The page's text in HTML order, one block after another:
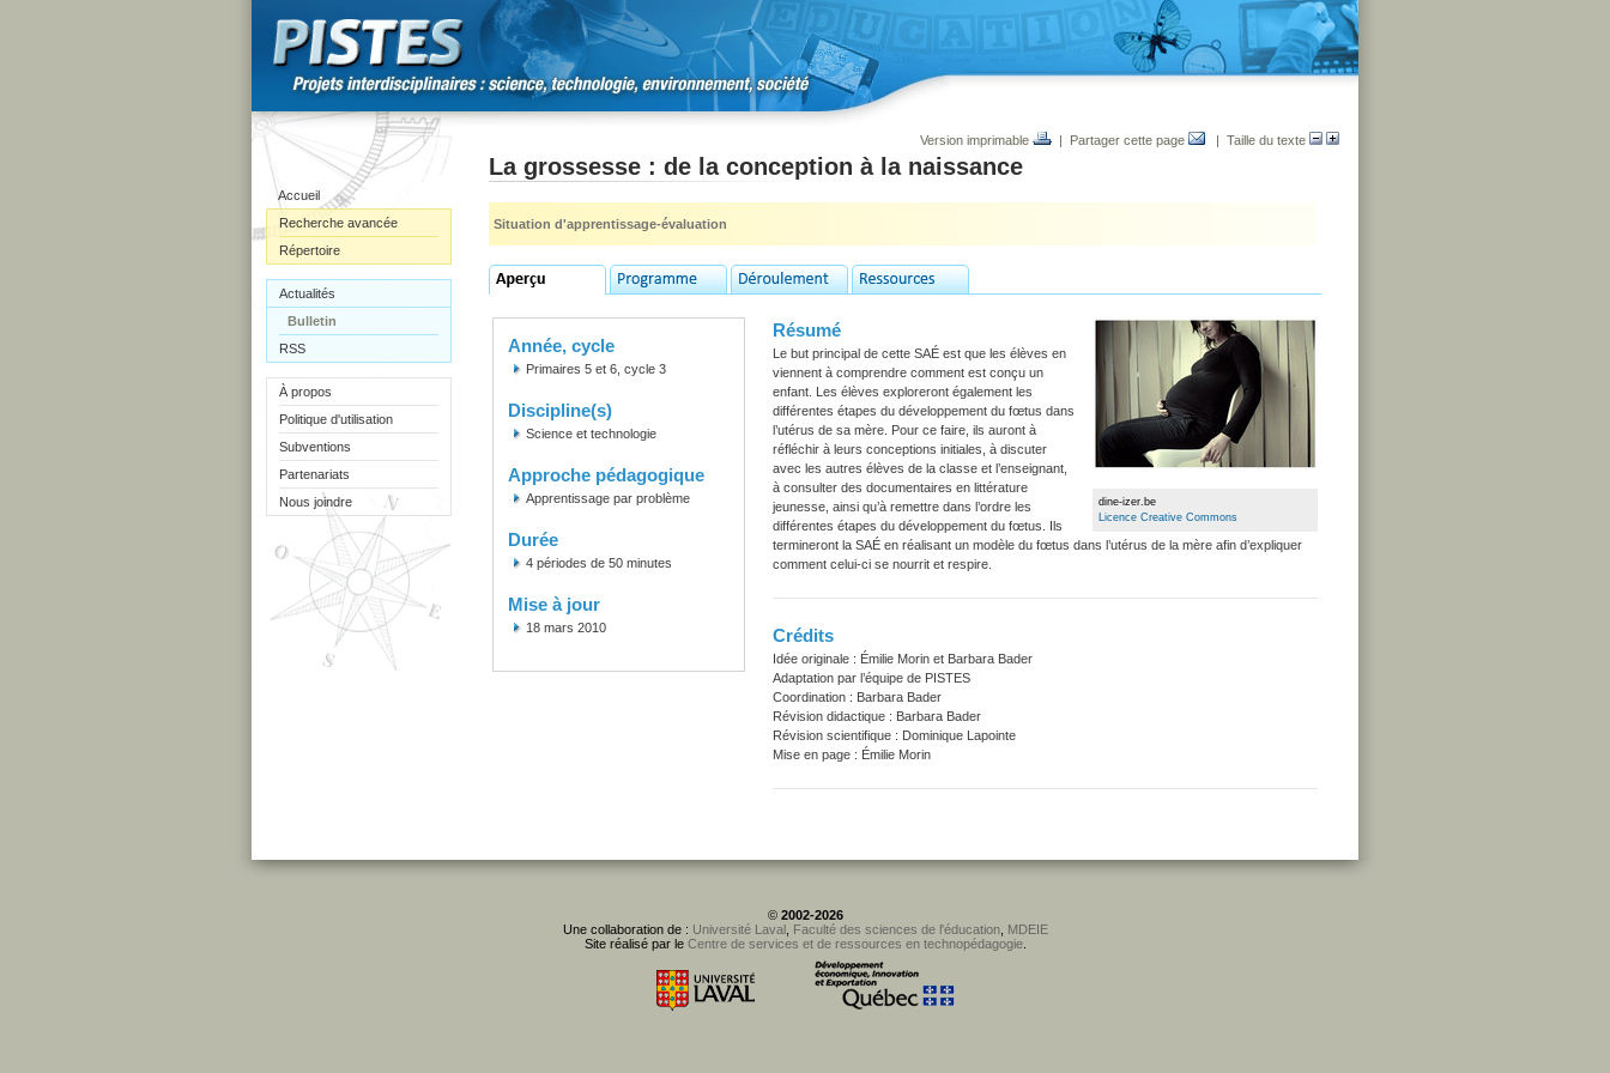
Accueil
Recherche avancée
Répertoire
Actualités
Bulletin
RSS
À propos
Politique d'utilisation
Subventions
Partenariats
Nous joindre
Version imprimable | Partager cette page | Taille du texte
La grossesse : de la conception à la naissance
Situation d'apprentissage-évaluation
Année, cycle
Primaires 5 et 6, cycle 3
Discipline(s)
Science et technologie
Approche pédagogique
Apprentissage par problème
Durée
4 périodes de 50 minutes
Mise à jour
18 mars 2010
dine-izer.be
Licence Creative Commons
Résumé
Le but principal de cette SAÉ est que les élèves en
viennent à comprendre comment est conçu un
enfant. Les élèves exploreront également les
différentes étapes du développement du fœtus dans
l’utérus de sa mère. Pour ce faire, ils auront à
réfléchir à leurs conceptions initiales, à discuter
avec les autres élèves de la classe et l’enseignant,
à consulter des documentaires en littérature
jeunesse, ainsi qu’à remettre dans l’ordre les
différentes étapes du développement du fœtus. Ils
termineront la SAÉ en réalisant un modèle du fœtus dans l’utérus de la mère afin d’expliquer
comment celui-ci se nourrit et respire.
Crédits
Idée originale : Émilie Morin et Barbara Bader
Adaptation par l’équipe de PISTES
Coordination : Barbara Bader
Révision didactique : Barbara Bader
Révision scientifique : Dominique Lapointe
Mise en page : Émilie Morin
© 2002-2026
Une collaboration de : Université Laval, Faculté des sciences de l'éducation, MDEIE
Site réalisé par le Centre de services et de ressources en technopédagogie.